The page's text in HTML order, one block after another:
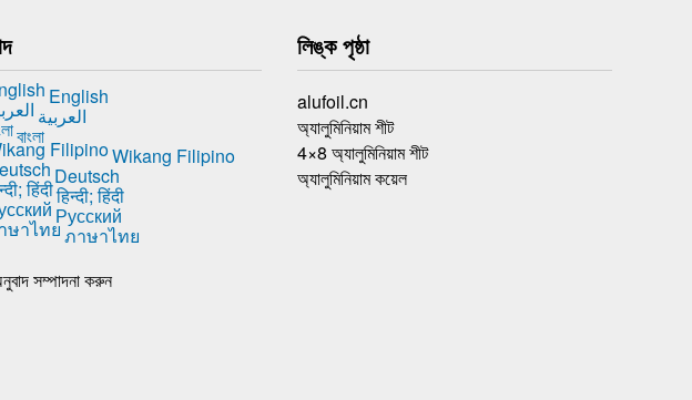
English
العربية
বাংলা
Wikang Filipino
Deutsch
हिन्दी; हिंदी
Русский
ภาษาไทย
সম্পাদনা করুন
লিঙ্ক পৃষ্ঠা
alufoil.cn
অ্যালুমিনিয়াম শীট
4×8 অ্যালুমিনিয়াম শীট
অ্যালুমিনিয়াম কয়েল